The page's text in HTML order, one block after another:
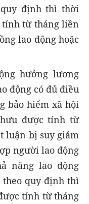
định thì thời
từ tháng liền
lao động hoặc
hưởng lương
động có đủ điều
bảo hiểm xã hội
được tính từ
luận bị suy giảm
người lao động
năng lao động
quy định thì
tính từ tháng